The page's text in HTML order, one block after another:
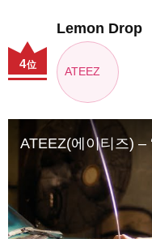
Lemon Drop
ATEEZ
4位
ATEEZ(에이티즈) –